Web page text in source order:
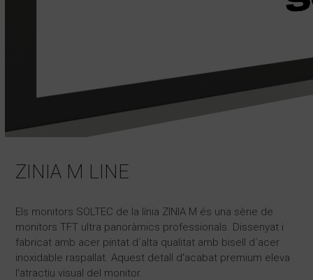
ZINIA M LINE
Els monitors SOLTEC de la línia ZINIA M és una sèrie de
monitors TFT ultra panoràmics professionals. Dissenyat i
fabricat amb acer pintat d´alta qualitat amb bisell d´acer
inoxidable raspallat. Aquest detall dʻacabat premium eleva
lʻatractiu visual del monitor.